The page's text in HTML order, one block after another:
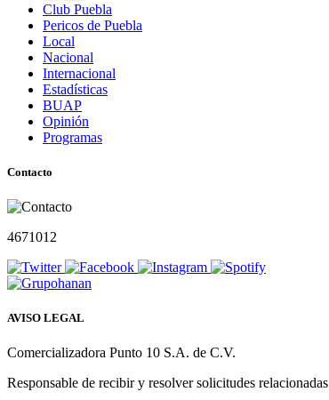
Club Puebla
Pericos de Puebla
Local
Nacional
Internacional
Estadísticas
BUAP
Opinión
Programas
Contacto
4671012
AVISO LEGAL
Comercializadora Punto 10 S.A. de C.V.
Responsable de recibir y resolver solicitudes